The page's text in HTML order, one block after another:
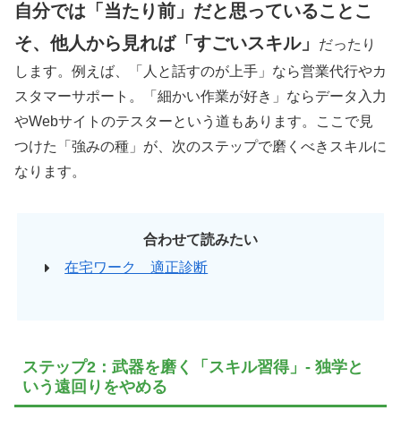
自分では「当たり前」だと思っていることこ
そ、他人から見れば「すごいスキル」
だったり
します。例えば、「人と話すのが上手」なら営業代行やカ
スタマーサポート。「細かい作業が好き」ならデータ入力
やWebサイトのテスターという道もあります。ここで見
つけた「強みの種」が、次のステップで磨くべきスキルに
なります。
合わせて読みたい
在宅ワーク 適正診断
ステップ2：武器を磨く「スキル習得」- 独学と
いう遠回りをやめる